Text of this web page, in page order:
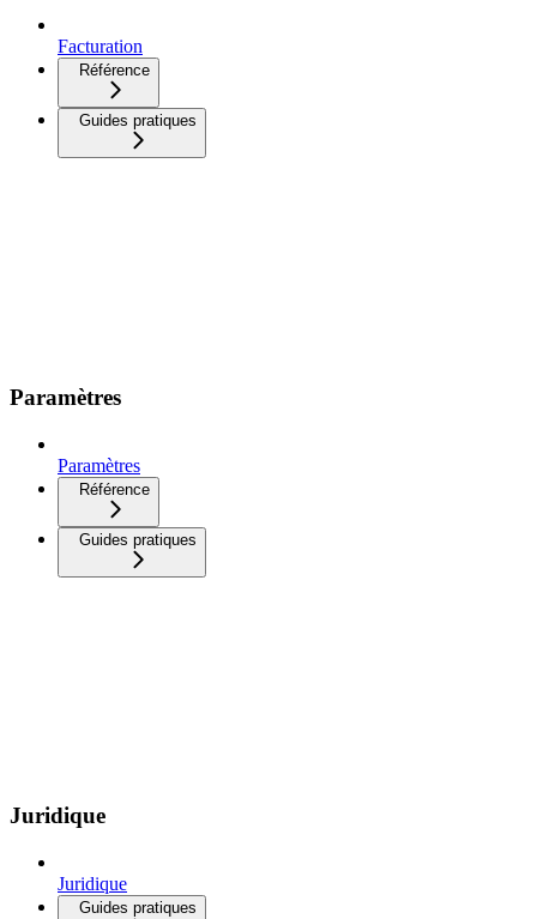
Facturation
Référence
Guides pratiques
Paramètres
Paramètres
Référence
Guides pratiques
Juridique
Juridique
Guides pratiques